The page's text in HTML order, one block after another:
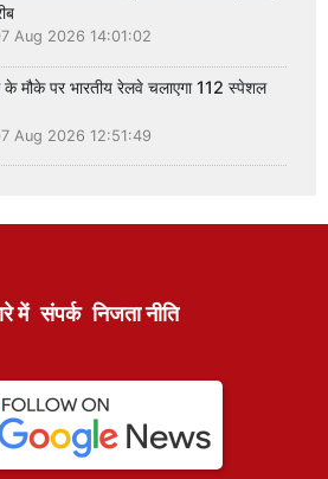
Aug 2026 14:01:02
मौके पर भारतीय रेलवे चलाएगा 112 स्पेशल
Aug 2026 12:51:49
में संपर्क निजता नीति